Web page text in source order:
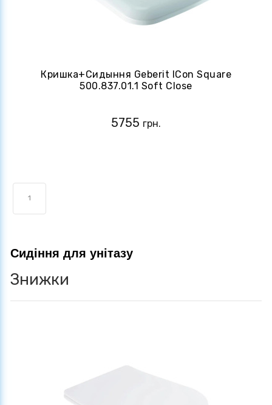
Кришка+сидыння Geberit ICon Square
500.837.01.1 Soft Close
5755 грн.
1
Сидіння для унітазу
Знижки